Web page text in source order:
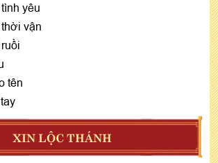
yêu
vận
tên
XIN LỘC THÁNH